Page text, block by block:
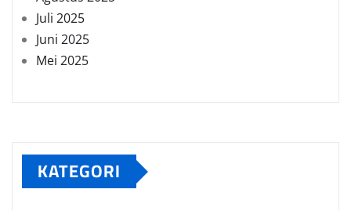
Juli 2025
Juni 2025
Mei 2025
KATEGORI